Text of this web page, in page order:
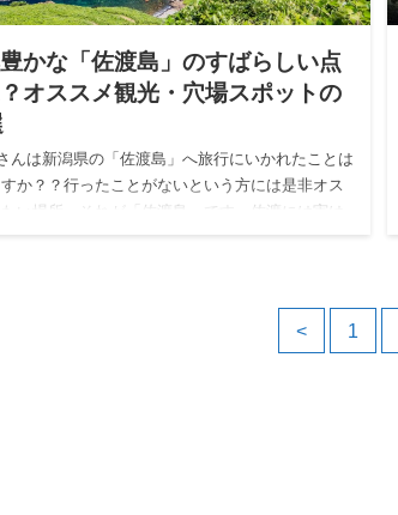
かな「佐渡島」のすばらしい点
オススメ観光・穴場スポットの
んは新潟県の「佐渡島」へ旅行にいかれたことは
か？？行ったことがないという方には是非オス
たい場所…それが「佐渡島」です。佐渡には実は
< 1